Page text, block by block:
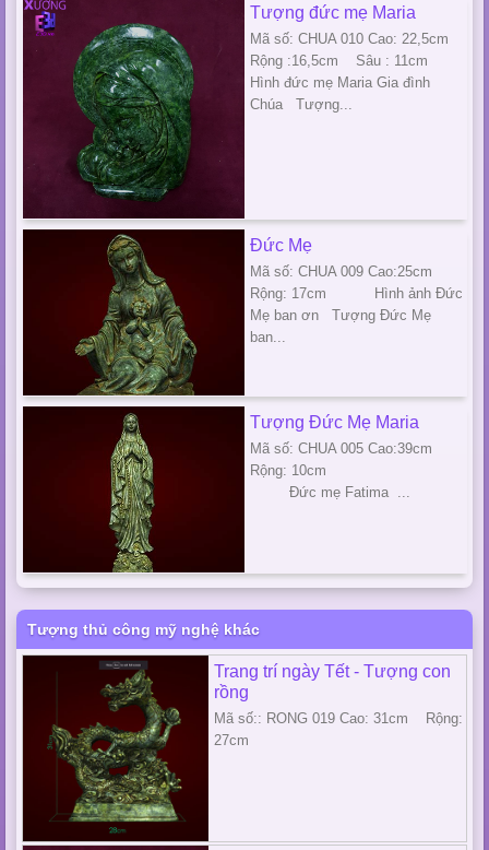
Tượng đức mẹ Maria
Mã số: CHUA 010 Cao: 22,5cm
Rộng :16,5cm Sâu : 11cm
Hình đức mẹ Maria Gia đình
Chúa Tượng...
Đức Mẹ
Mã số: CHUA 009 Cao:25cm
Rộng: 17cm Hình ảnh Đức
Mẹ ban ơn Tượng Đức Mẹ
ban...
Tượng Đức Mẹ Maria
Mã số: CHUA 005 Cao:39cm
Rộng: 10cm
Đức mẹ Fatima ...
Tượng thủ công mỹ nghệ khác
Trang trí ngày Tết - Tượng con
rồng
Mã số:: RONG 019 Cao: 31cm Rộng:
27cm